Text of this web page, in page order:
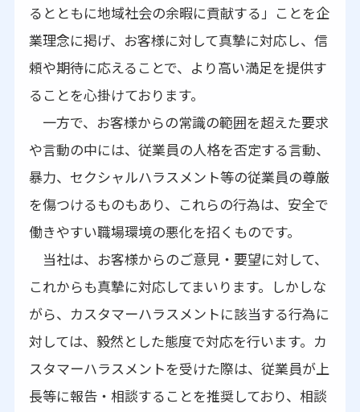
るとともに地域社会の余暇に貢献する」ことを企
業理念に掲げ、お客様に対して真摯に対応し、信
頼や期待に応えることで、より高い満足を提供す
ることを心掛けております。
一方で、お客様からの常識の範囲を超えた要求
や言動の中には、従業員の人格を否定する言動、
暴力、セクシャルハラスメント等の従業員の尊厳
を傷つけるものもあり、これらの行為は、安全で
働きやすい職場環境の悪化を招くものです。
当社は、お客様からのご意見・要望に対して、
これからも真摯に対応してまいります。しかしな
がら、カスタマーハラスメントに該当する行為に
対しては、毅然とした態度で対応を行います。カ
スタマーハラスメントを受けた際は、従業員が上
長等に報告・相談することを推奨しており、相談